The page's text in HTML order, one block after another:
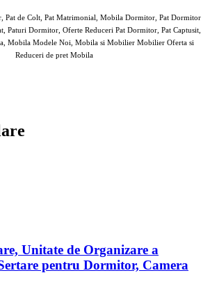
Pat de Colt, Pat Matrimonial, Mobila Dormitor, Pat Dormitor
Paturi Dormitor, Oferte Reduceri Pat Dormitor, Pat Captusit,
Mobila Modele Noi, Mobila si Mobilier Mobilier Oferta si
Reduceri de pret Mobila
Unitate de Organizare a
pentru Dormitor, Camera